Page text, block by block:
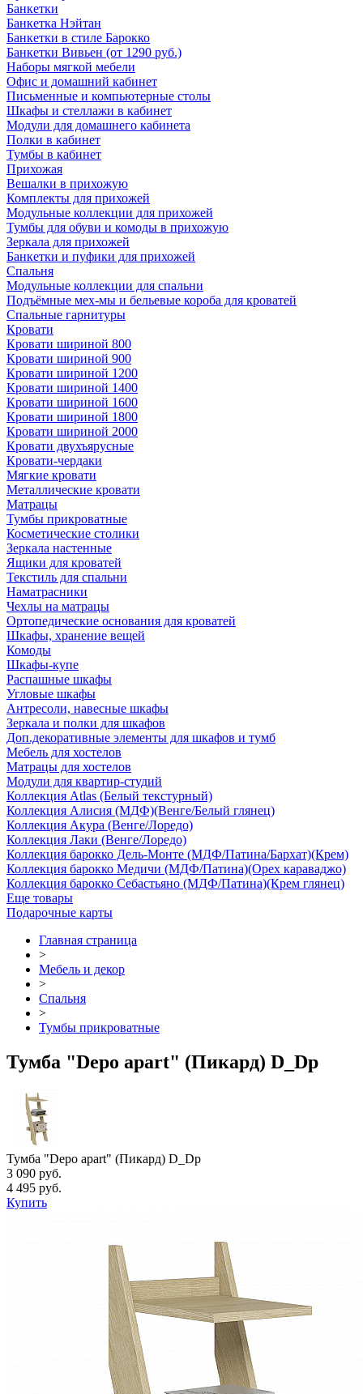
Банкетки
Банкетка Нэйтан
Банкетки в стиле Барокко
Банкетки Вивьен (от 1290 руб.)
Наборы мягкой мебели
Офис и домашний кабинет
Письменные и компьютерные столы
Шкафы и стеллажи в кабинет
Модули для домашнего кабинета
Полки в кабинет
Тумбы в кабинет
Прихожая
Вешалки в прихожую
Комплекты для прихожей
Модульные коллекции для прихожей
Тумбы для обуви и комоды в прихожую
Зеркала для прихожей
Банкетки и пуфики для прихожей
Спальня
Модульные коллекции для спальни
Подъёмные мех-мы и бельевые короба для кроватей
Спальные гарнитуры
Кровати
Кровати шириной 800
Кровати шириной 900
Кровати шириной 1200
Кровати шириной 1400
Кровати шириной 1600
Кровати шириной 1800
Кровати шириной 2000
Кровати двухъярусные
Кровати-чердаки
Мягкие кровати
Металлические кровати
Матрацы
Тумбы прикроватные
Косметические столики
Зеркала настенные
Ящики для кроватей
Текстиль для спальни
Наматрасники
Чехлы на матрацы
Ортопедические основания для кроватей
Шкафы, хранение вещей
Комоды
Шкафы-купе
Распашные шкафы
Угловые шкафы
Антресоли, навесные шкафы
Зеркала и полки для шкафов
Доп.декоративные элементы для шкафов и тумб
Мебель для хостелов
Матрацы для хостелов
Модули для квартир-студий
Коллекция Atlas (Белый текстурный)
Коллекция Алисия (МДФ)(Венге/Белый глянец)
Коллекция Акура (Венге/Лоредо)
Коллекция Лаки (Венге/Лоредо)
Коллекция барокко Дель-Монте (МДФ/Патина/Бархат)(Крем)
Коллекция барокко Медичи (МДФ/Патина)(Орех караваджо)
Коллекция барокко Себастьяно (МДФ/Патина)(Крем глянец)
Еще товары
Подарочные карты
Главная страница
>
Мебель и декор
>
Спальня
>
Тумбы прикроватные
Тумба "Depo apart" (Пикард) D_Dp
Тумба "Depo apart" (Пикард) D_Dp
3 090 руб.
4 495 руб.
Купить